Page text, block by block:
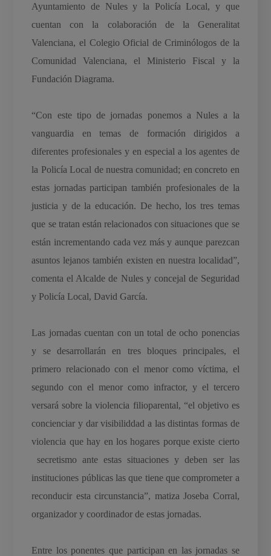
Ayuntamiento de Nules y la Policía Local, y que
cuentan con la colaboración de la Generalitat
Valenciana, el Colegio Oficial de Criminólogos de la
Comunidad Valenciana, el Ministerio Fiscal y la
Fundación Diagrama.
“Con este tipo de jornadas ponemos a Nules a la
vanguardia en temas de formación dirigidos a
diferentes profesionales y en especial a los agentes de
la Policía Local de nuestra comunidad; en concreto en
estas jornadas participan también profesionales de la
justicia y de la educación. De hecho, los tres temas
que se tratan están relacionados con situaciones que se
están incrementando cada vez más y aunque parezcan
asuntos lejanos también existen en nuestra localidad”,
comenta el Alcalde de Nules y concejal de Seguridad
y Policía Local, David García.
Las jornadas cuentan con un total de ocho ponencias
y se desarrollarán en tres bloques principales, el
primero relacionado con el menor como víctima, el
segundo con el menor como infractor, y el tercero
versará sobre la violencia filioparental, “el objetivo es
concienciar y dar visibiliddad a las distintas formas de
violencia que hay en los hogares porque existe cierto
secretismo ante estas situaciones y deben ser las
instituciones públicas las que tiene que comprometer a
reconducir esta circunstancia”, matiza Joseba Corral,
organizador y coordinador de estas jornadas.
Entre los ponentes que participan en las jornadas se